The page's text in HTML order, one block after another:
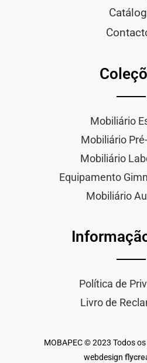
Mobiliário
Mobiliário
Mobiliário
Equipamento
Mobiliário
Política de
Livro de
MOBAPEC © 2023 Todos
webdesign